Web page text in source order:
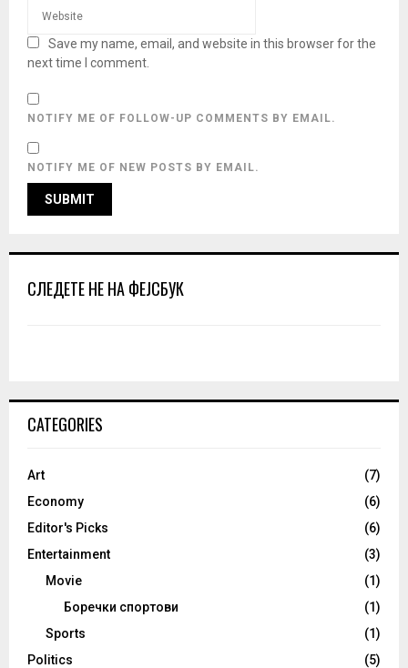
Save my name, email, and website in this browser for the
next time I comment.
NOTIFY ME OF FOLLOW-UP COMMENTS BY EMAIL.
NOTIFY ME OF NEW POSTS BY EMAIL.
СЛЕДЕТЕ НЕ НА ФЕЈСБУК
CATEGORIES
Art
(7)
Economy
(6)
Editor's Picks
(6)
Entertainment
(3)
Movie
(1)
Боречки спортови
(1)
Sports
(1)
Politics
(5)